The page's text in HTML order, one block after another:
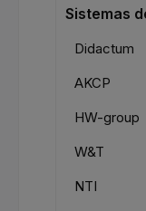
Sistemas
Didactum
AKCP
HW-group
W&T
NTI